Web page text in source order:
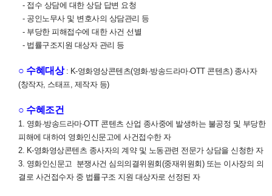
- 접수 상담에 대한 상담 답변 요청
- 공인노무사 및 변호사의 상담관리 등
- 부당한 피해접수에 대한 사건 선별
- 법률구조지원 대상자 관리 등
○ 수혜대상: K-영화영상콘텐츠(영화·방송드라마·OTT 콘텐츠) 종사자
(창작자, 스태프, 제작자 등)
○ 수혜조건
1. 영화·방송드라마·OTT 콘텐츠 산업 종사중에 발생하는 불공정 및 부당한
피해에 대하여 영화인신문고에 사건접수한 자
2. K-영화영상콘텐츠 종사자의 계약 및 노동관련 전문가 상담을 신청한 자
3. 영화인신문고 분쟁사건 심의의결위원회(중재위원회) 또는 이사장의 의
결로 사건접수자 중 법률구조 지원 대상자로 선정된 자